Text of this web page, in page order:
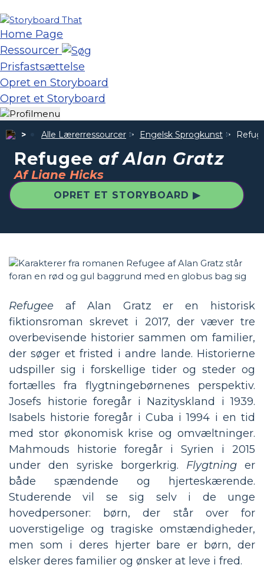
Home Page
Ressourcer
Prisfastsættelse
Opret en Storyboard
Opret et Storyboard
Alle Lærerressourcer Engelsk Sprogkunst
Refugee af Alan Gratz
Af Liane Hicks
OPRET ET STORYBOARD ▶
Refugee af Alan Gratz er en historisk
fiktionsroman skrevet i 2017, der væver tre
overbevisende historier sammen om familier,
der søger et fristed i andre lande. Historierne
udspiller sig i forskellige tider og steder og
fortælles fra flygtningebørnenes perspektiv.
Josefs historie foregår i Nazityskland i 1939.
Isabels historie foregår i Cuba i 1994 i en tid
med stor økonomisk krise og omvæltninger.
Mahmouds historie foregår i Syrien i 2015
under den syriske borgerkrig. Flygtning er
både spændende og hjerteskærende.
Studerende vil se sig selv i de unge
hovedpersoner: børn, der står over for
uoverstigelige og tragiske omstændigheder,
men som i deres hjerter bare er børn, der
elsker deres familier og ønsker at leve i fred.